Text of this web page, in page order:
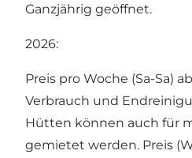
Ganzjährig geöffnet.
2026:
Preis pro Woche (Sa-Sa)
Verbrauch und
Hütten können auch für
gemietet werden. Preis